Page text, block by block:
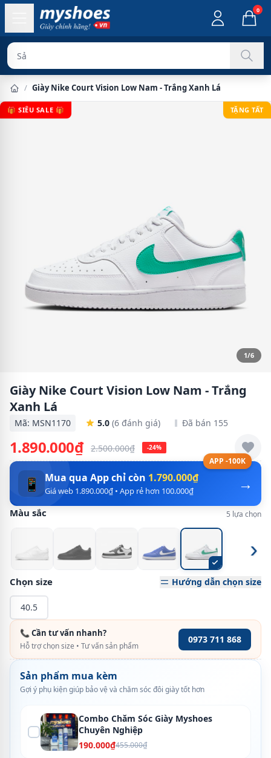
0
Sản phẩm chín
/ Giày Nike Court Vision Low Nam - Trắng Xanh Lá
🎁 SIÊU SALE 🎁 TẶNG TẤT
1/6
Giày Nike Court Vision Low Nam - Trắng
Xanh Lá
Mã: MSN1170 5.0 (6 đánh giá) Đã bán 155
1.890.000₫ 2.500.000₫ -24%
APP -100K
→
📱 Mua qua App chỉ còn 1.790.000₫
Giá web 1.890.000₫ • App rẻ hơn 100.000₫
Màu sắc 5 lựa chọn
›
Chọn size Hướng dẫn chọn size
40.5
📞 Cần tư vấn nhanh?
Hỗ trợ chọn size • Tư vấn sản phẩm
0973 711 868
Sản phẩm mua kèm
Gợi ý phụ kiện giúp bảo vệ và chăm sóc đôi giày tốt hơn
Combo Chăm Sóc Giày Myshoes
Chuyên Nghiệp
190.000₫455.000₫